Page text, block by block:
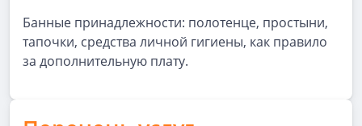
Банные принадлежности: полотенце, простыни,
тапочки, средства личной гигиены, как правило
за дополнительную плату.